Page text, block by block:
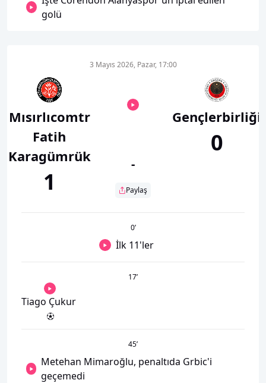
golü
Mısırlıcomtr
Fatih
Karagümrük
1
3 Mayıs 2026, Pazar, 17:00
-
Paylaş
Gençlerbirliği
0
0’
İlk 11'ler
17’
Tiago Çukur
45’
Metehan Mimaroğlu, penaltıda Grbic'i
geçemedi